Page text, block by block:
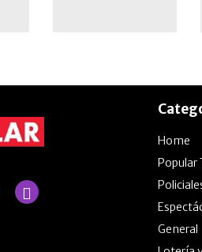
Home
Popular
General